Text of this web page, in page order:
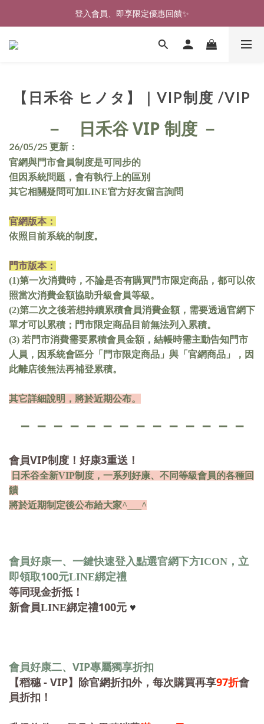
🎉新北淡水實體門市🤗歡迎蒞臨試穿🎉
登入會員、即享限定優惠回饋✨
🎉新北淡水實體門市🤗歡迎蒞臨試穿🎉
【日禾谷 ヒノタ】｜VIP制度 /VIP
－ 日禾谷VIP 制度 －
26/05/25 更新：
官網與門市會員制度是可同步的
但因系統問題，會有執行上的區別
其它相關疑問可加LINE官方好友留言詢問
官網版本：
依照目前系統的制度。
門市版本：
(1)第一次消費時，不論是否有購買門市限定商品，都可以依
照當次消費金額協助升級會員等級。
(2)第二次之後若想持續累積會員消費金額，需要透過官網下
單才可以累積；門市限定商品目前無法列入累積。
(3) 若門市消費需要累積會員金額，結帳時需主動告知門市
人員，因系統會區分「門市限定商品」與「官網商品」，因
此離店後無法再補登累積。
其它詳細說明，將於近期公布。
－－－－－－－－－－－－－－
會員VIP制度！好康3重送！
日禾谷全新VIP制度，一系列好康、不同等級會員的各種回
饋
將於近期制定後公布給大家^___^
會員好康一、一鍵快速登入點選官網下方ICON，立
即領取100元LINE綁定禮
等同現金折抵！
新會員LINE綁定禮100元 ♥
會員好康二、 VIP專屬獨享折扣
【稻穗- VIP】除官網折扣外，每次購買再享97折會
員折扣！